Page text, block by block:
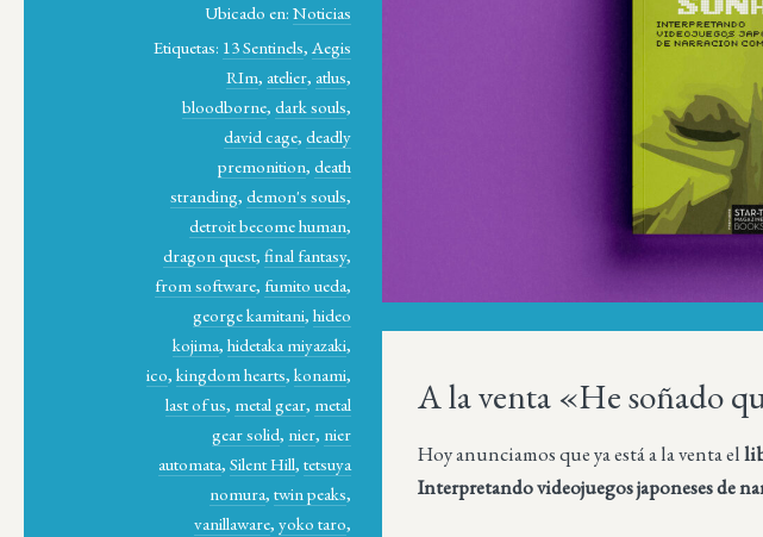
Ubicado en:Noticias
Etiquetas: 13 Sentinels,Aegis
RIm, atelier, atlus,
bloodborne,dark souls,
david cage,deadly
premonition,death
stranding,demon's souls,
detroit become human,
dragon quest,final fantasy,
from software, fumito ueda,
george kamitani,hideo
kojima,hidetaka miyazaki,
ico,kingdom hearts,konami,
last of us, metal gear, metal
gear solid, nier, nier
automata,Silent Hill,tetsuya
nomura,twin peaks,
vanillaware,yoko taro,
A la venta «He soñado
Hoy anunciamos que ya está a la venta el
Interpretando videojuegos japoneses de